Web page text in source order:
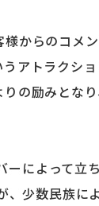
からのコメ
アトラクシ
の励みとな
によって立
少数民族に